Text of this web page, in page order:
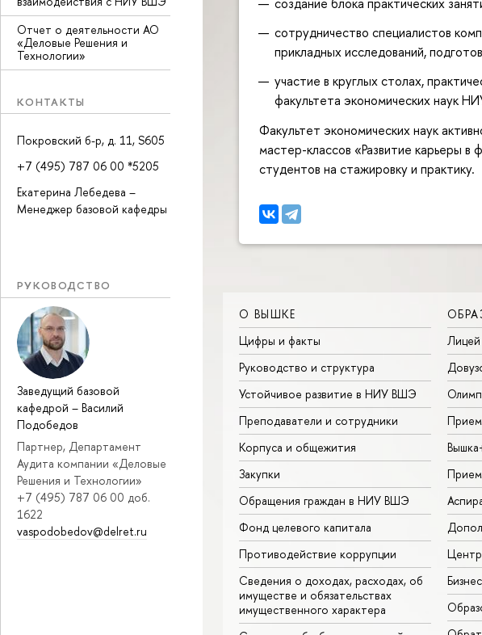
Отчет о деятельности АО
«Деловые Решения и
Технологии»
КОНТАКТЫ
Покровский б-р, д. 11, S605
+7 (495) 787 06 00 *5205
Екатерина Лебедева –
Менеджер базовой кафедры
РУКОВОДСТВО
Заведущий базовой
кафедрой – Василий
Подобедов
Партнер, Департамент
Аудита компании «Деловые
Решения и Технологии»
+7 (495) 787 06 00 доб.
1622
vaspodobedov@delret.ru
сотрудничество специалистов
прикладных исследований,
участие в круглых столах,
факультета экономических наук
Факультет экономических наук
мастер-классов «Развитие карьеры
студентов на стажировку и практику.
О ВЫШКЕ
Цифры и факты
Руководство и структура
Устойчивое развитие в НИУ ВШЭ
Преподаватели и сотрудники
Корпуса и общежития
Закупки
Обращения граждан в НИУ ВШЭ
Фонд целевого капитала
Противодействие коррупции
Сведения о доходах, расходах, об
имуществе и обязательствах
имущественного характера
Лицей
Прием
Центр